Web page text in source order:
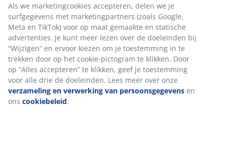
Beoordelingen
( 172)
Levering
Als we marketingcookies accepteren, delen we je
surfgegevens met marketingpartners (zoals Google,
Meta en TikTok) voor op maat gemaakte en statische
advertenties. Je kunt meer lezen over de doeleinden bij
“Wijzigen” en ervoor kiezen om je toestemming in te
trekken door op het cookie-pictogram te klikken. Door
op “Alles accepteren” te klikken, geef je toestemming
voor alle drie de doeleinden. Lees meer over onze
verzameling en verwerking van persoonsgegevens en
ons cookiebeleid.